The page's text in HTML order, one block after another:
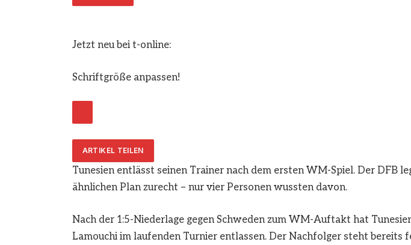
Jetzt neu bei t-online:
Schriftgröße anpassen!
ARTIKEL TEILEN
Tunesien entlässt seinen Trainer nach dem ersten WM-Spiel. Der DFB
ähnlichen Plan zurecht – nur vier Personen wussten davon.
Nach der 1:5-Niederlage gegen Schweden zum WM-Auftakt hat
Lamouchi im laufenden Turnier entlassen. Der Nachfolger steht bereits